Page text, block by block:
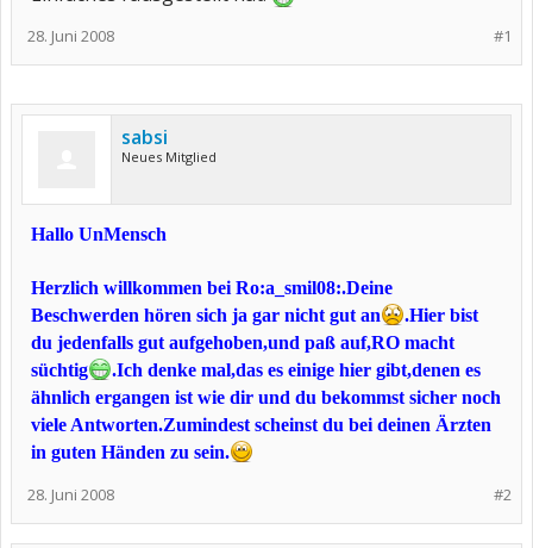
#1
28. Juni 2008
sabsi
Neues Mitglied
Hallo UnMensch
Herzlich willkommen bei Ro:a_smil08:.Deine
Beschwerden hören sich ja gar nicht gut an
.Hier bist
du jedenfalls gut aufgehoben,und paß auf,RO macht
süchtig
.Ich denke mal,das es einige hier gibt,denen es
ähnlich ergangen ist wie dir und du bekommst sicher noch
viele Antworten.Zumindest scheinst du bei deinen Ärzten
in guten Händen zu sein.
#2
28. Juni 2008